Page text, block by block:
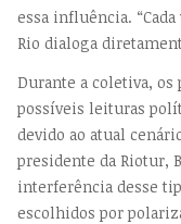
essa influência.
Rio dialoga
Durante a coletiva,
possíveis leituras
devido ao atual
presidente da Riotur,
interferência desse
escolhidos por